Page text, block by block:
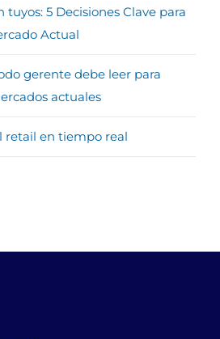
tuyos: 5 Decisiones Clave para
Actual
gerente debe leer para
actuales
retail en tiempo real